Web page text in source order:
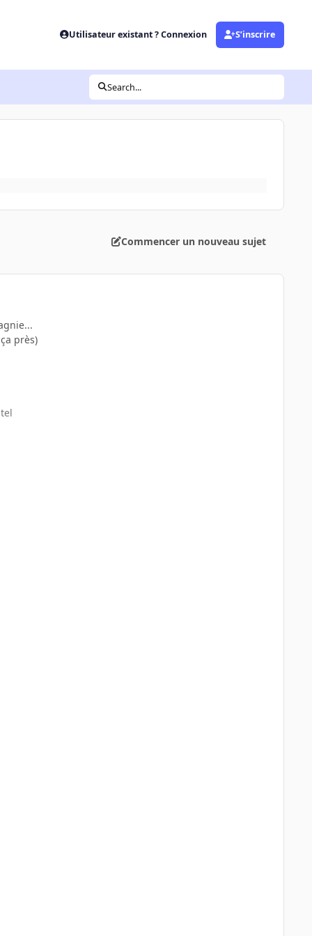
Utilisateur existant ? Connexion S’inscrire
Search...
Commencer un nouveau sujet
près)